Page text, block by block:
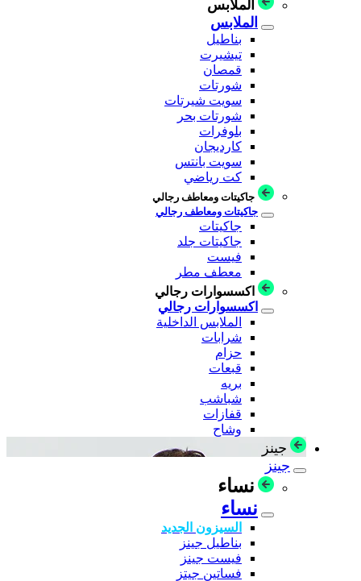
الملابس
الملابس
بناطيل
تيشيرت
قمصان
شورتات
سويت شيرتات
شورتات بحر
بلوفرات
كارديجان
سويت بانتس
كت رياضي
جاكيتات ومعاطف رجالي
جاكيتات ومعاطف رجالي
جاكيتات
جاكيتات جلد
فيست
معطف مطر
اكسسوارات رجالي
اكسسوارات رجالي
الملابس الداخلية
شرابات
حزام
قبعات
بريه
شباشب
قفازات
وشاح
جينز
جينز
نساء
نساء
السيزون الجديد
بناطيل جينز
فيست جينز
فساتين جيتز